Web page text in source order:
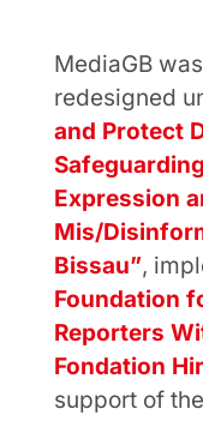
MediaGB
redesigned
and Protect
Expression
Mis/
Bissau”,
Foundation
Reporters
Fondation
support of the